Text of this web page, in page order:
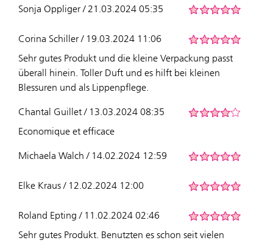
Sonja Oppliger / 21.03.2024 05:35
Corina Schiller / 19.03.2024 11:06
Sehr gutes Produkt und die kleine Verpackung passt
überall hinein. Toller Duft und es hilft bei kleinen
Blessuren und als Lippenpflege.
Chantal Guillet / 13.03.2024 08:35
Economique et efficace
Michaela Walch / 14.02.2024 12:59
Elke Kraus / 12.02.2024 12:00
Roland Epting / 11.02.2024 02:46
Sehr gutes Produkt. Benutzten es schon seit vielen